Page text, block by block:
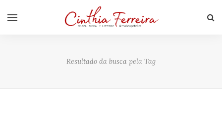
Resultado da busca pela Tag